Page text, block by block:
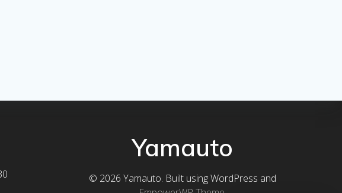
Yamauto
© 2026 Yamauto. Built using WordPress and